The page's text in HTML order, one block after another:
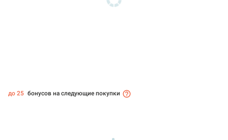
до 25 бонусов на следующие покупки